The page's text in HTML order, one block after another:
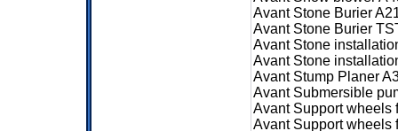
Avant Stone Burier
Avant Stone Burier
Avant Stone
Avant Stone
Avant Stump Planer
Avant Submersible
Avant Support wheels
Avant Support wheels